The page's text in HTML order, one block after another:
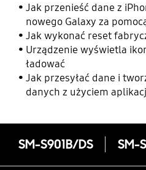
Jak przenieść dane z
nowego Galaxy za
Jak wykonać reset
Urządzenie wyświetla
ładować
Jak przesyłać dane i
danych z użyciem
SM-S901B/DS SM-